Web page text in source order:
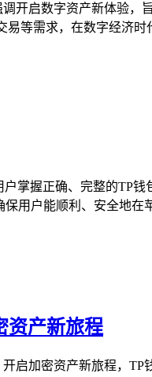
开启数字资产新体验
等需求，在数字经济
掌握正确、完整的TP
用户能顺利、安全地在
资产新旅程
启加密资产新旅程，